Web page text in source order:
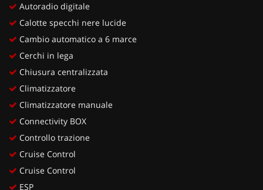
Autoradio digitale
Calotte specchi nere lucide
Cambio automatico a 6 marce
Cerchi in lega
Chiusura centralizzata
Climatizzatore
Climatizzatore manuale
Connectivity BOX
Controllo trazione
Cruise Control
Cruise Control
ESP